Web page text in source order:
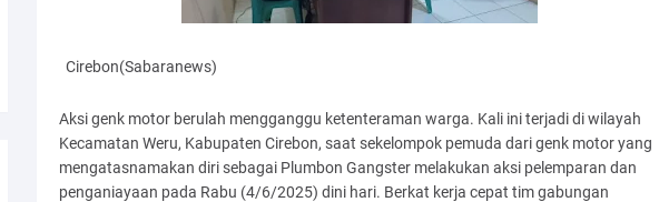
Cirebon(Sabaranews)
Aksi genk motor berulah mengganggu ketenteraman warga. Kali ini terjadi di wilayah
Kecamatan Weru, Kabupaten Cirebon, saat sekelompok pemuda dari genk motor yang
mengatasnamakan diri sebagai Plumbon Gangster melakukan aksi pelemparan dan
penganiayaan pada Rabu (4/6/2025) dini hari. Berkat kerja cepat tim gabungan